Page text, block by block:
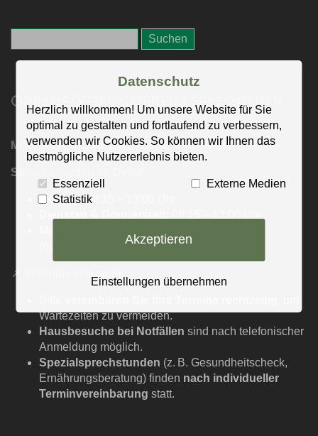
🕒 PRAXIS-ÖFFNUNGSZEITEN & SPRECHZEITEN
MONTAG BIS FREITAG: 08:00 – 13:00 UHR
Sprechstunden im Detail
Montag:08:15 – 13:00 Uhr
(nur für akute Fälle, mit 5-Minuten-Terminen)
📌
Wartezeiten zu vermeiden.
Hausbesuche bei Notfällen sind nach telefonischer
Anmeldung möglich.
Spezialsprechstunden (z. B. Gesundheitscheck,
Ernährungsberatung) finden nach individueller
Terminvereinbarung statt.
Datenschutz
Herzlich willkommen! Um unsere Website für Sie
optimal zu gestalten und fortlaufend zu verbessern,
verwenden wir Cookies. So können wir Ihnen das
bestmögliche Nutzererlebnis bieten.
Essenziell
Externe Medien
Statistik
Akzeptieren
Einstellungen übernehmen